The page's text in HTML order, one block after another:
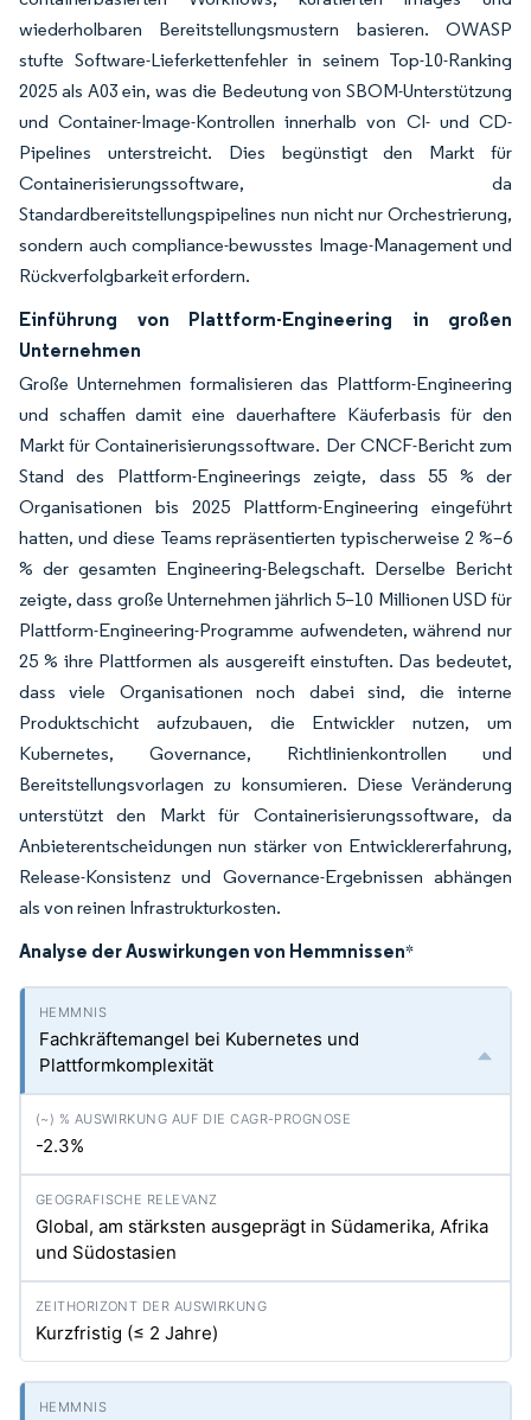
wiederholbaren Bereitstellungsmustern basieren. OWASP
stufte Software-Lieferkettenfehler in seinem Top-10-Ranking
2025 als A03 ein, was die Bedeutung von SBOM-Unterstützung
und Container-Image-Kontrollen innerhalb von CI- und CD-
Pipelines unterstreicht. Dies begünstigt den Markt für
Containerisierungssoftware, da
Standardbereitstellungspipelines nun nicht nur Orchestrierung,
sondern auch compliance-bewusstes Image-Management und
Rückverfolgbarkeit erfordern.
Einführung von Plattform-Engineering in großen
Unternehmen
Große Unternehmen formalisieren das Plattform-Engineering
und schaffen damit eine dauerhaftere Käuferbasis für den
Markt für Containerisierungssoftware. Der CNCF-Bericht zum
Stand des Plattform-Engineerings zeigte, dass 55 % der
Organisationen bis 2025 Plattform-Engineering eingeführt
hatten, und diese Teams repräsentierten typischerweise 2 %–6
% der gesamten Engineering-Belegschaft. Derselbe Bericht
zeigte, dass große Unternehmen jährlich 5–10 Millionen USD für
Plattform-Engineering-Programme aufwendeten, während nur
25 % ihre Plattformen als ausgereift einstuften. Das bedeutet,
dass viele Organisationen noch dabei sind, die interne
Produktschicht aufzubauen, die Entwickler nutzen, um
Kubernetes, Governance, Richtlinienkontrollen und
Bereitstellungsvorlagen zu konsumieren. Diese Veränderung
unterstützt den Markt für Containerisierungssoftware, da
Anbieterentscheidungen nun stärker von Entwicklererfahrung,
Release-Konsistenz und Governance-Ergebnissen abhängen
als von reinen Infrastrukturkosten.
Analyse der Auswirkungen von Hemmnissen*
Fachkräftemangel bei Kubernetes und
Plattformkomplexität
-2.3%
Global, am stärksten ausgeprägt in Südamerika, Afrika
und Südostasien
Kurzfristig (≤ 2 Jahre)